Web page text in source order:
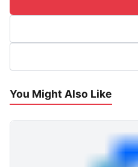
You Might Also Like